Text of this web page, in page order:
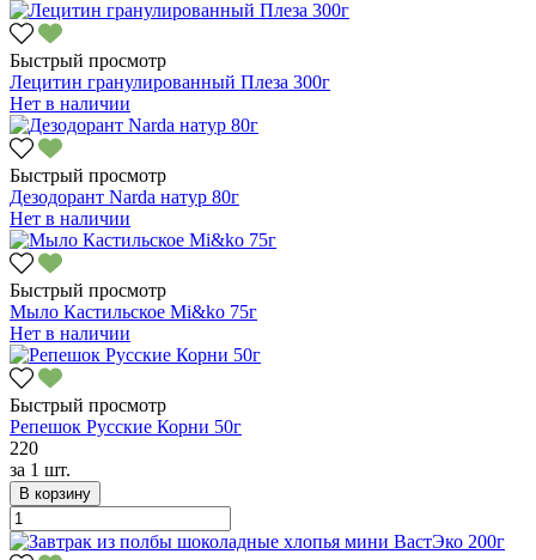
Быстрый просмотр
Лецитин гранулированный Плеза 300г
Нет в наличии
Быстрый просмотр
Дезодорант Narda натур 80г
Нет в наличии
Быстрый просмотр
Мыло Кастильское Mi&ko 75г
Нет в наличии
Быстрый просмотр
Репешок Русские Корни 50г
220
за 1 шт.
В корзину